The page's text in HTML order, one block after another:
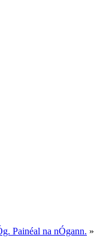
Painéal na nÓgann. »